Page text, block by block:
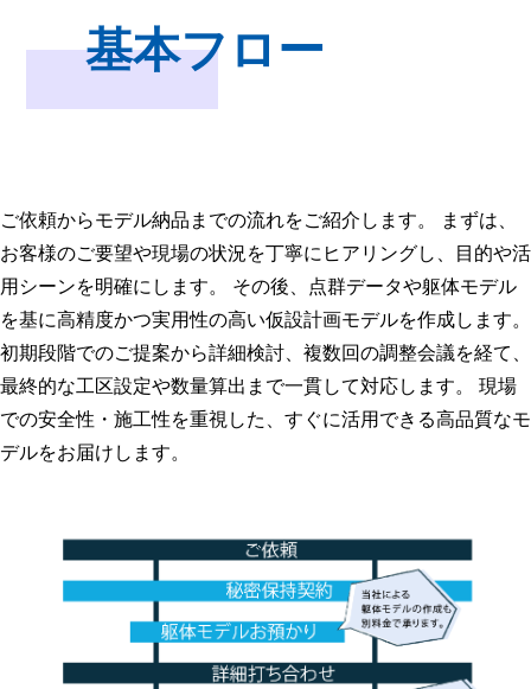
基本フロー
ご依頼からモデル納品までの流れをご紹介します。 まずは、
お客様のご要望や現場の状況を丁寧にヒアリングし、目的や活
用シーンを明確にします。 その後、点群データや躯体モデル
を基に高精度かつ実用性の高い仮設計画モデルを作成します。
初期段階でのご提案から詳細検討、複数回の調整会議を経て、
最終的な工区設定や数量算出まで一貫して対応します。 現場
での安全性・施工性を重視した、すぐに活用できる高品質なモ
デルをお届けします。